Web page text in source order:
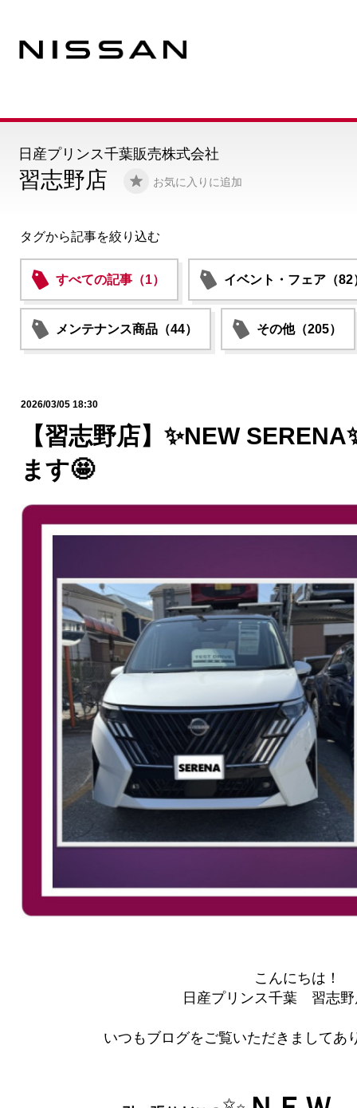
習志野店 お気に入りに追加
日産プリンス千葉販売株式会社
タグから記事を絞り込む
すべての記事（1） イベント・フェア（82
メンテナンス商品（44） その他（205）
2026/03/05 18:30
【習志野店】✨NEW
ます🤩
こんにちは！
日産プリンス千葉 習志野
いつもブログをご覧いただきましてあ